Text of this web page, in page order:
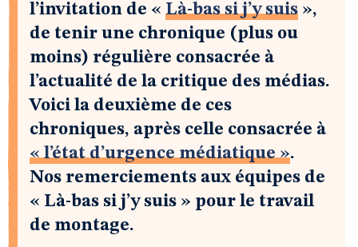
l’invitation de « Là-bas si j’y suis »,
de tenir une chronique (plus ou
moins) régulière consacrée à
l’actualité de la critique des médias.
Voici la deuxième de ces
chroniques, après celle consacrée à
« l’état d’urgence médiatique ».
Nos remerciements aux équipes de
« Là-bas si j’y suis » pour le travail
de montage.